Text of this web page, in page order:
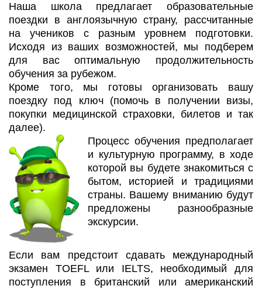
Наша школа предлагает образовательные
поездки в англоязычную страну, рассчитанные
на учеников с разным уровнем подготовки.
Исходя из ваших возможностей, мы подберем
для вас оптимальную продолжительность
обучения за рубежом.
Кроме того, мы готовы организовать вашу
поездку под ключ (помочь в получении визы,
покупки медицинской страховки, билетов и так
далее).
Процесс обучения предполагает
и культурную программу, в ходе
которой вы будете знакомиться с
бытом, историей и традициями
страны. Вашему вниманию будут
предложены разнообразные
экскурсии.
Если вам предстоит сдавать международный
экзамен TOEFL или IELTS, необходимый для
поступления в британский или американский